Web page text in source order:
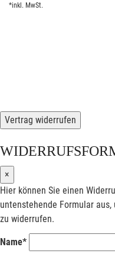
*inkl. MwSt.
Vertrag widerrufen
×
Hier können Sie einen
untenstehende Formular
zu widerrufen.
Name*